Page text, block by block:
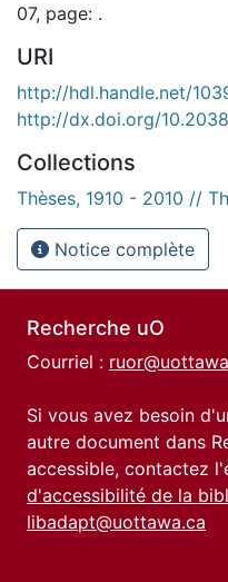
07, page: .
URI
http://hdl.handle.net/
http://dx.doi.org/
Collections
Thèses, 1910 - 2010 //
Notice complète
Recherche uO
Courriel :
Si vous avez besoin
autre document dans
accessible, contactez
d'accessibilité de la
libadapt@uottawa.ca